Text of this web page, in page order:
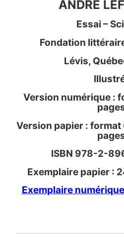
ANDRÉ
Essai –
Fondation
Lévis,
Version numérique :
Version papier :
ISBN 978-2-
Exemplaire papier :
Exemplaire